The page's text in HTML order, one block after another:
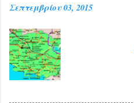
Σεπτεμβρίου 03, 2015